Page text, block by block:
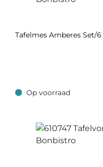
Tafelmes Amberes Set/6
Op voorraad
Op voorraad